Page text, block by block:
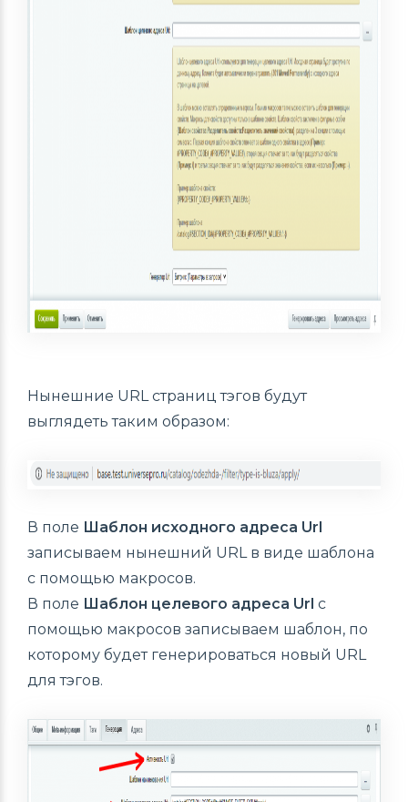
Нынешние URL страниц тэгов будут
выглядеть таким образом:
В поле Шаблон исходного адреса Url
записываем нынешний URL в виде шаблона
с помощью макросов.
В поле Шаблон целевого адреса Url с
помощью макросов записываем шаблон, по
которому будет генерироваться новый URL
для тэгов.